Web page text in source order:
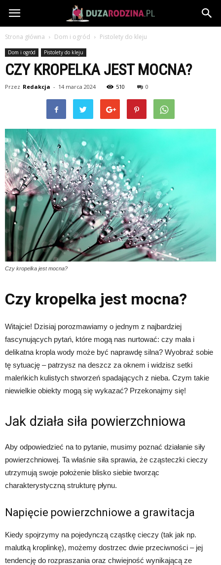
DuzaRodzina.pl
Strona główna Dom i ogród Pistolety do kleju
Dom i ogród Pistolety do kleju
CZY KROPELKA JEST MOCNA?
Przez Redakcja - 14 marca 2024 510 0
Czy kropelka jest mocna?
Czy kropelka jest mocna?
Witajcie! Dzisiaj porozmawiamy o jednym z najbardziej
fascynujących pytań, które mogą nas nurtować: czy mała i
delikatna kropla wody może być naprawdę silna? Wyobraź sobie
tę sytuację – patrzysz na deszcz za oknem i widzisz setki
maleńkich kulistych stworzeń spadających z nieba. Czym takie
niewielkie obiekty mogą się wykazać? Przekonajmy się!
Jak działa siła powierzchniowa
Aby odpowiedzieć na to pytanie, musimy poznać działanie siły
powierzchniowej. Ta właśnie siła sprawia, że cząsteczki cieczy
utrzymują swoje położenie blisko siebie tworząc
charakterystyczną strukturę płynu.
Napięcie powierzchniowe a grawitacja
Kiedy spojrzymy na pojedynczą cząstkę cieczy (tak jak np.
malutką kroplinkę), możemy dostrzec dwie przeciwności – jej
tendencję do rozpraszania oraz chwiejność wynikającą ze